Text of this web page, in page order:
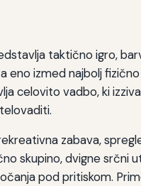
taktično igro,
eno izmed najbolj
celovito vadbo, ki
zabava,
skupino, dvigne srčni
pod pritiskom.